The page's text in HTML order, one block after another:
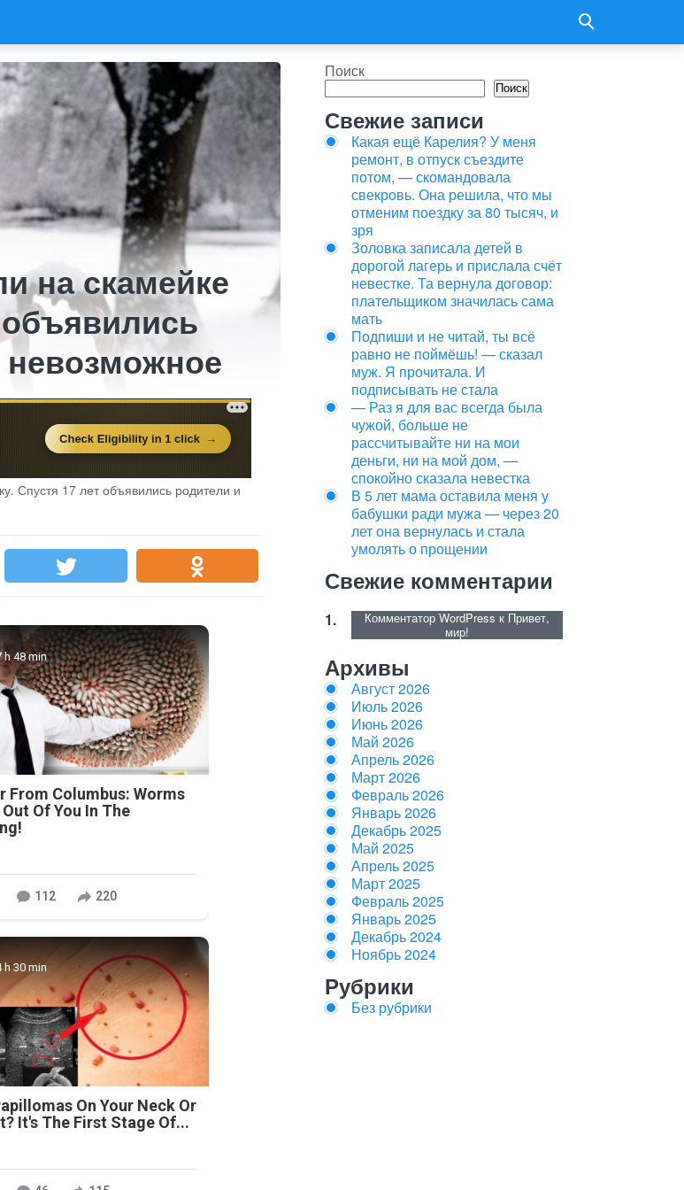
на скамейке
невозможное
Спустя 17 лет объявились родители и
h 48 min
From Columbus: Worms
Of You In The
112 220
h 30 min
On Your Neck Or
It's The First Stage Of...
Поиск
Поиск
Свежие записи
Какая ещё Карелия? У меня
ремонт, в отпуск съездите
потом, — скомандовала
свекровь. Она решила, что мы
отменим поездку за 80 тысяч, и
зря
Золовка записала детей в
дорогой лагерь и прислала счёт
невестке. Та вернула договор:
плательщиком значилась сама
мать
Подпиши и не читай, ты всё
равно не поймёшь! — сказал
муж. Я прочитала. И
подписывать не стала
— Раз я для вас всегда была
чужой, больше не
рассчитывайте ни на мои
деньги, ни на мой дом, —
спокойно сказала невестка
В 5 лет мама оставила меня у
бабушки ради мужа — через 20
лет она вернулась и стала
умолять о прощении
Свежие комментарии
Комментатор WordPress к Привет,
мир!
Архивы
Август 2026
Июль 2026
Июнь 2026
Май 2026
Апрель 2026
Март 2026
Февраль 2026
Январь 2026
Декабрь 2025
Май 2025
Апрель 2025
Март 2025
Февраль 2025
Январь 2025
Декабрь 2024
Ноябрь 2024
Рубрики
Без рубрики